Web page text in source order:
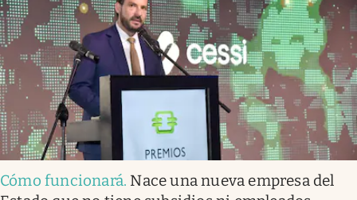
Cómo funcionará. Nace una nueva empresa del